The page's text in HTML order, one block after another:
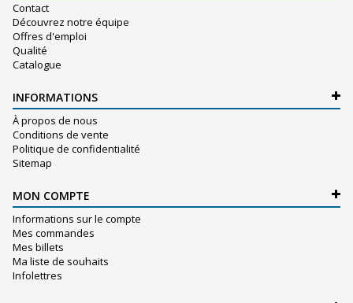
Contact
Découvrez notre équipe
Offres d'emploi
Qualité
Catalogue
INFORMATIONS
À propos de nous
Conditions de vente
Politique de confidentialité
Sitemap
MON COMPTE
Informations sur le compte
Mes commandes
Mes billets
Ma liste de souhaits
Infolettres